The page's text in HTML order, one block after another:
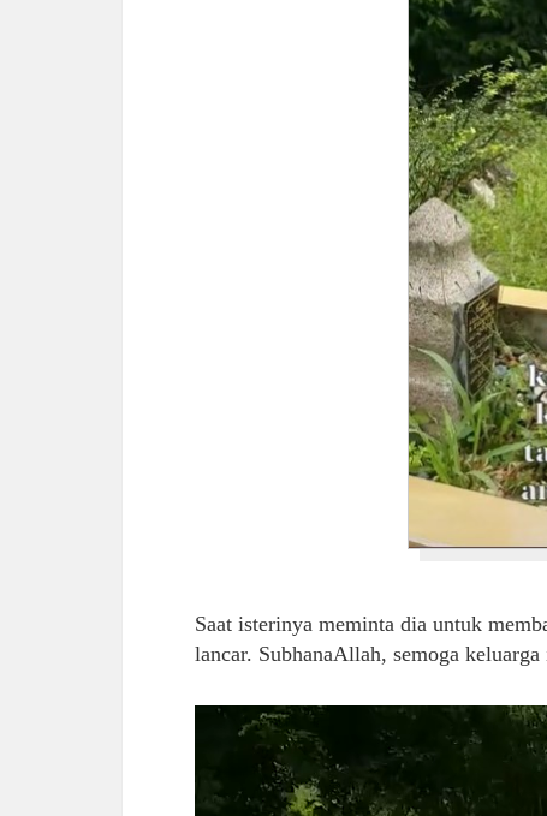
Saat isterinya meminta dia untuk
lancar. SubhanaAllah, semoga
Video